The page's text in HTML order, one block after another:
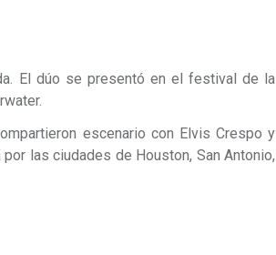
El dúo se presentó en el festival de la
escenario con Elvis Crespo y
las ciudades de Houston, San Antonio,